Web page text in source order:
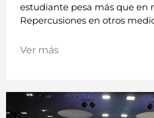
estudiante pesa más que
Repercusiones en otros
Ver más